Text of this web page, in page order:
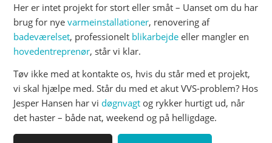
Her er intet projekt for stort eller småt – Uanset om du har
brug for nyevarmeinstallationer, renovering af
badeværelset, professionelt blikarbejde eller mangler en
hovedentreprenør, står vi klar.
Tøv ikke med at kontakte os, hvis du står med et projekt,
vi skal hjælpe med. Står du med et akut VVS-problem? Hos
Jesper Hansen har vidøgnvagt og rykker hurtigt ud, når
det haster – både nat, weekend og på helligdage.